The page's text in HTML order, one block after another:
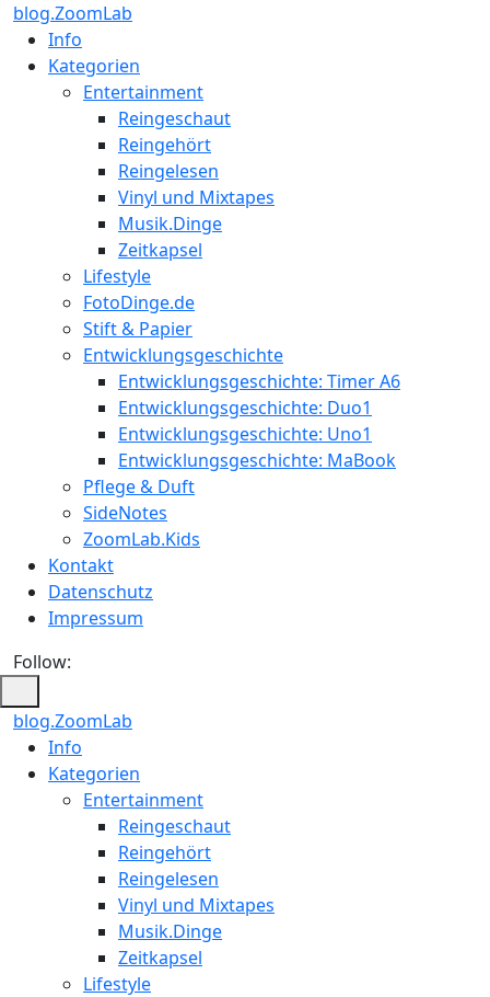
blog.ZoomLab
Info
Kategorien
Entertainment
Reingeschaut
Reingehört
Reingelesen
Vinyl und Mixtapes
Musik.Dinge
Zeitkapsel
Lifestyle
FotoDinge.de
Stift & Papier
Entwicklungsgeschichte
Entwicklungsgeschichte: Timer A6
Entwicklungsgeschichte: Duo1
Entwicklungsgeschichte: Uno1
Entwicklungsgeschichte: MaBook
Pflege & Duft
SideNotes
ZoomLab.Kids
Kontakt
Datenschutz
Impressum
Follow:
blog.ZoomLab
Info
Kategorien
Entertainment
Reingeschaut
Reingehört
Reingelesen
Vinyl und Mixtapes
Musik.Dinge
Zeitkapsel
Lifestyle